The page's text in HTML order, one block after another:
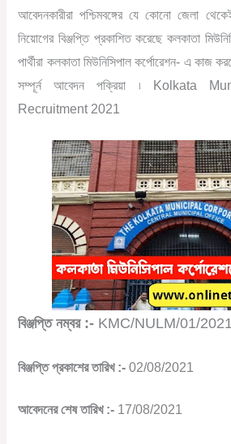
আবেদনকারীরা পশ্চিমবঙ্গের যে কোনো জেলা
নিয়োগের বিঞ্জপ্তি প্রকাশিত করেছে কলকাতা
পার্থীরা কলকাতা মিউনিসিপাল কর্পোরেশন- এ কাজ
সম্পূর্ন আবেদন পক্রিয়া ৷ Kolkata
Recruitment 2021
বিঞ্জপ্তি নম্বর :- KMC/NULM/01/
বিঞ্জপ্তি প্রকাশের তারিখ :- 02/08/2021
আবেদনের শেষ তারিখ :- 17/08/2021